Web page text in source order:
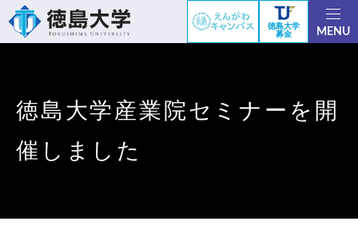
徳島大学
募金
MENU
徳島大学産業院セミナーを開
催しました